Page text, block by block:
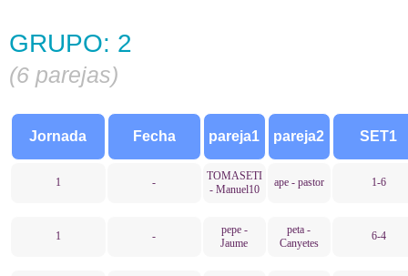
GRUPO: 2
(6 parejas)
Jornada Fecha pareja1 pareja2 SET1
1 -
TOMASETI
- Manuel10
ape - pastor 1-6
1 -
pepe -
Jaume
peta -
Canyetes
6-4